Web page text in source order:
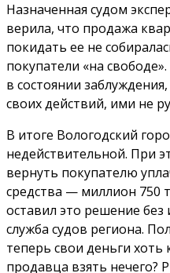
Назначенная судом
верила, что продажа
покидать ее не
покупатели «на
в состоянии
своих действий, ими не
В итоге Вологодский
недействительной. При
вернуть покупателю
средства — миллион 750
оставил это решение
служба судов региона.
теперь свои деньги хоть
продавца взять нечего?